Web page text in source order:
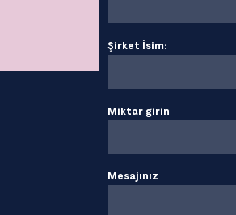
Şirket İsim:
Miktar girin
Mesajınız